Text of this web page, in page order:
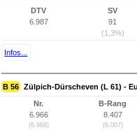
DTV
6.987
SV
91
(1,3%)
Infos...
B 56 Zülpich-Dürscheven (L 61) -
Nr.
6.966
(6.968)
B-Rang
8.407
(6.007)